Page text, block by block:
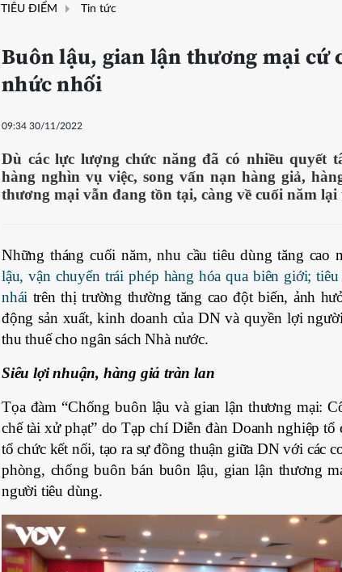
TIÊU ĐIỂM Tin tức
Buôn lậu, gian lận thương mại cứ
nhức nhối
09:34 30/11/2022
Dù các lực lượng chức năng đã có nhiều quyết
hàng nghìn vụ việc, song vấn nạn hàng giả,
thương mại vẫn đang tồn tại, càng về cuối năm lại
Những tháng cuối năm, nhu cầu tiêu dùng tăng cao
lậu, vận chuyển trái phép hàng hóa qua biên giới;
nhái trên thị trường thường tăng cao đột biến, ảnh
động sản xuất, kinh doanh của DN và quyền lợi
thu thuế cho ngân sách Nhà nước.
Siêu lợi nhuận, hàng giả tràn lan
Tọa đàm “Chống buôn lậu và gian lận thương mại:
chế tài xử phạt” do Tạp chí Diễn đàn Doanh nghiệp tổ
tổ chức kết nối, tạo ra sự đồng thuận giữa DN với các
phòng, chống buôn bán buôn lậu, gian lận thương
người tiêu dùng.